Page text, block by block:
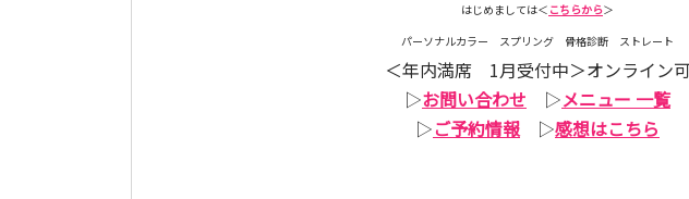
はじめましては＜ こちらから＞
パーソナルカラー スプリング 骨格診断 ストレート
＜年内満席 1月受付中＞オンライン
▷お問い合わせ ▷メニュー 一覧
▷ご予約情報▷感想はこちら